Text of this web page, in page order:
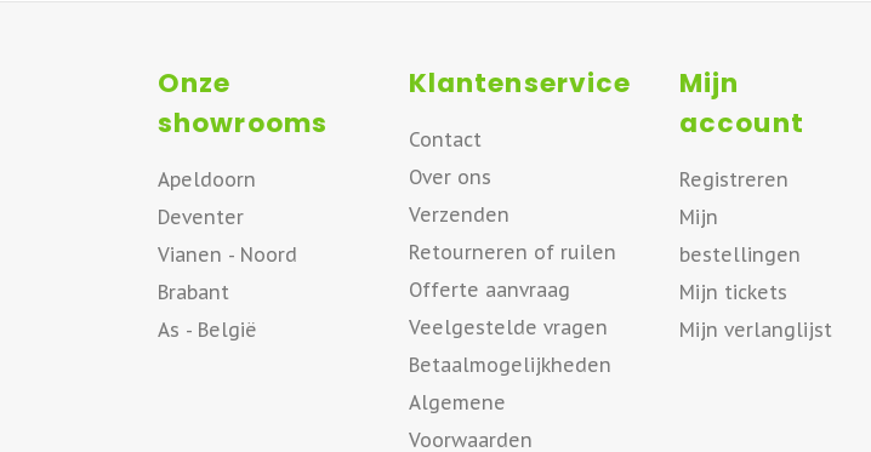
Onze
showrooms
Apeldoorn
Deventer
Vianen - Noord
Brabant
As - België
Klantenservice
Contact
Over ons
Verzenden
Retourneren of ruilen
Offerte aanvraag
Veelgestelde vragen
Betaalmogelijkheden
Algemene
Voorwaarden
Mijn
account
Registreren
Mijn
bestellingen
Mijn tickets
Mijn verlanglijst